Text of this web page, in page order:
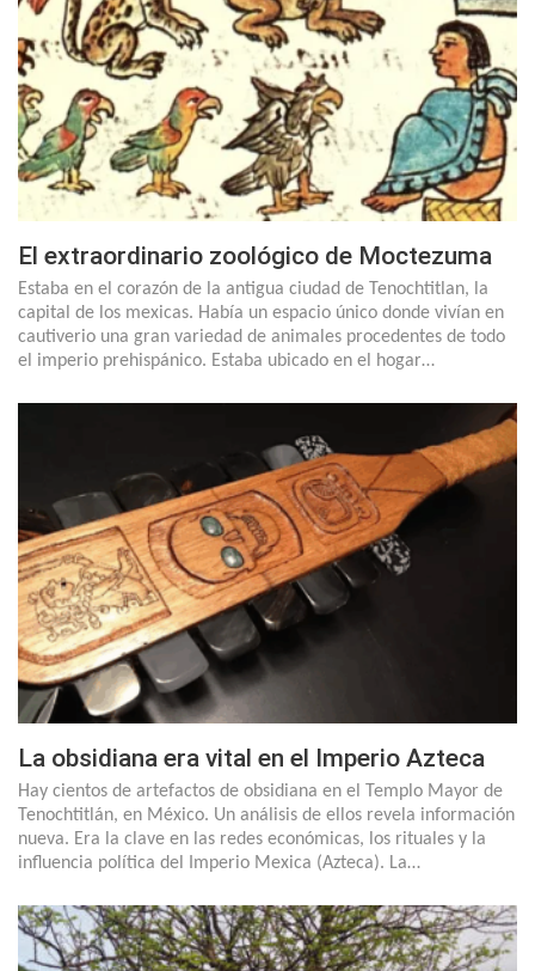
El extraordinario zoológico de Moctezuma
Estaba en el corazón de la antigua ciudad de Tenochtitlan, la
capital de los mexicas. Había un espacio único donde vivían en
cautiverio una gran variedad de animales procedentes de todo
el imperio prehispánico. Estaba ubicado en el hogar…
La obsidiana era vital en el Imperio Azteca
Hay cientos de artefactos de obsidiana en el Templo Mayor de
Tenochtitlán, en México. Un análisis de ellos revela información
nueva. Era la clave en las redes económicas, los rituales y la
influencia política del Imperio Mexica (Azteca). La…